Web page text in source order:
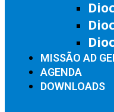
MISSÃO AD
AGENDA
DOWNLOADS